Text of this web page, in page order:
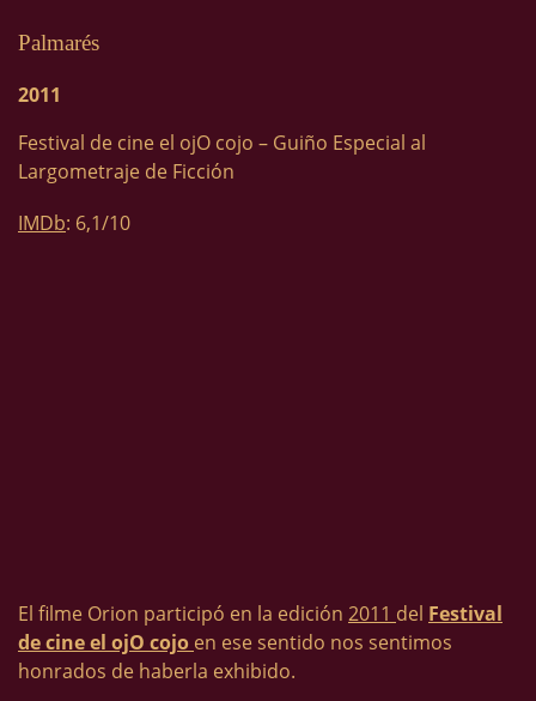
Palmarés
2011
Festival de cine el ojO cojo – Guiño Especial al
Largometraje de Ficción
IMDb: 6,1/10
El filme Orion participó en la edición 2011 del Festival
de cine el ojO cojo en ese sentido nos sentimos
honrados de haberla exhibido.